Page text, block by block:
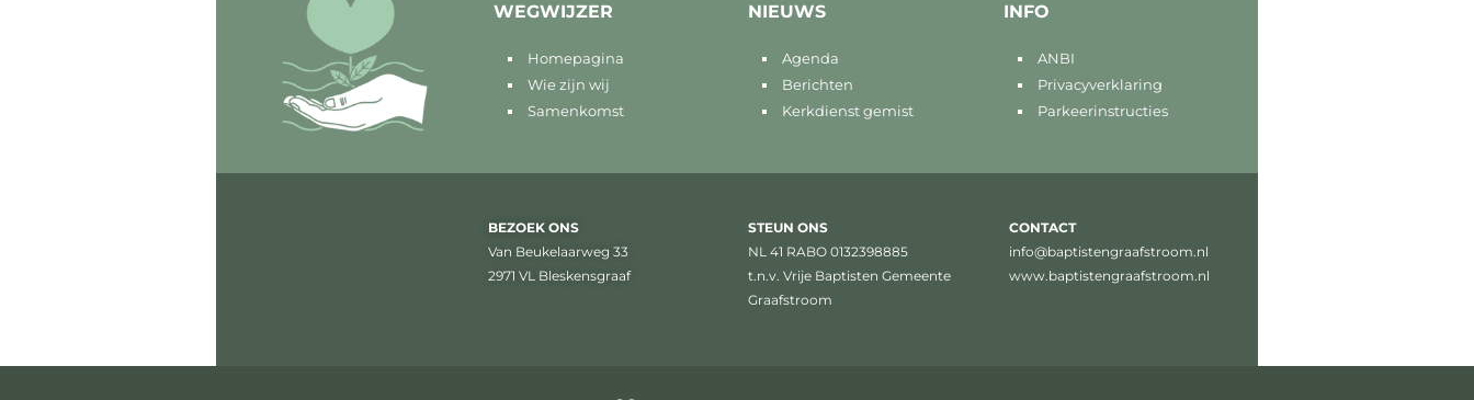
WEGWIJZER
Homepagina
Wie zijn wij
Samenkomst
NIEUWS
Agenda
Berichten
Kerkdienst gemist
INFO
ANBI
Privacyverklaring
Parkeerinstructies
BEZOEK ONS
Van Beukelaarweg 33
2971 VL Bleskensgraaf
STEUN ONS
NL 41 RABO 0132398885
t.n.v. Vrije Baptisten Gemeente
Graafstroom
CONTACT
info@baptistengraafstroom.nl
www.baptistengraafstroom.nl